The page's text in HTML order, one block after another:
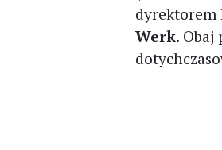
dyrektorem
Werk.